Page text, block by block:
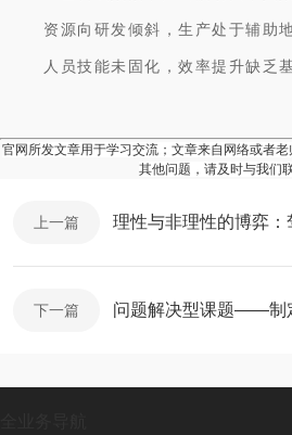
资源向研发倾斜，生产处于辅助地
人员技能未固化，效率提升缺乏基
官网所发文章用于学习交流；文章来自网络或者
其他问题，请及时与我们
上一篇
下一篇 问题解决型课题——制